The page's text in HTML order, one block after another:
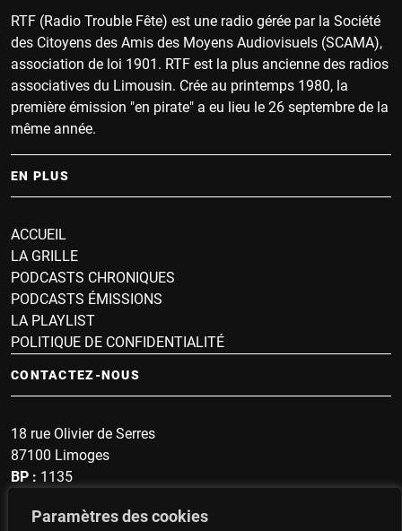
Paramètres des cookies
RTF (Radio Trouble Fête) est une radio gérée par la Société
des Citoyens des Amis des Moyens Audiovisuels (SCAMA),
association de loi 1901. RTF est la plus ancienne des radios
associatives du Limousin. Crée au printemps 1980, la
première émission "en pirate" a eu lieu le 26 septembre de la
même année.
EN PLUS
ACCUEIL
LA GRILLE
PODCASTS CHRONIQUES
PODCASTS ÉMISSIONS
LA PLAYLIST
POLITIQUE DE CONFIDENTIALITÉ
CONTACTEZ-NOUS
18 rue Olivier de Serres
87100 Limoges
BP : 1135
secrétariat : 05 19 57 60 96